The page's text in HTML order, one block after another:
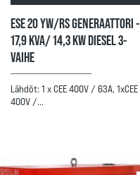
ESE 20 YW/RS GENERAATTORI -
17,9 KVA/ 14,3 KW DIESEL 3-
VAIHE
Lähdöt: 1 x CEE 400V / 63A, 1xCEE
400V /…